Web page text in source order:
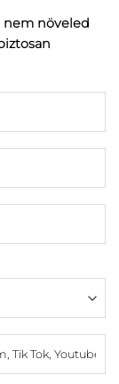
nem növeled